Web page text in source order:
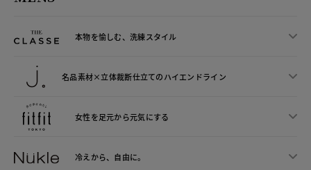
本物を愉しむ、洗練スタイル
名品素材×立体裁断仕立てのハイエンドライン
女性を足元から元気にする
冷えから、 自由に。